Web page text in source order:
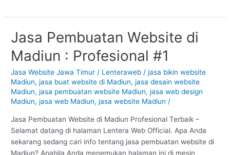
Jasa Pembuatan Website di
Madiun : Profesional #1
Jasa Website Jawa Timur / Lenteraweb/jasa bikin website
Madiun,jasa buat website di Madiun,jasa desain website
Madiun,jasa pembuatan website Madiun,jasa web design
Madiun,jasa web Madiun,jasa website Madiun /
Jasa Pembuatan Website di Madiun Profesional Terbaik –
Selamat datang di halaman Lentera Web Official. Apa Anda
sekarang sedang cari info tentang jasa pembuatan website di
Madiun? Apabila Anda menemukan halaman ini di mesin
Jasa
Pembuatan
Website
Madiun
:
Profesional